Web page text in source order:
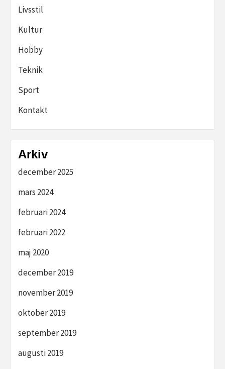
Livsstil
Kultur
Hobby
Teknik
Sport
Kontakt
Arkiv
december 2025
mars 2024
februari 2024
februari 2022
maj 2020
december 2019
november 2019
oktober 2019
september 2019
augusti 2019